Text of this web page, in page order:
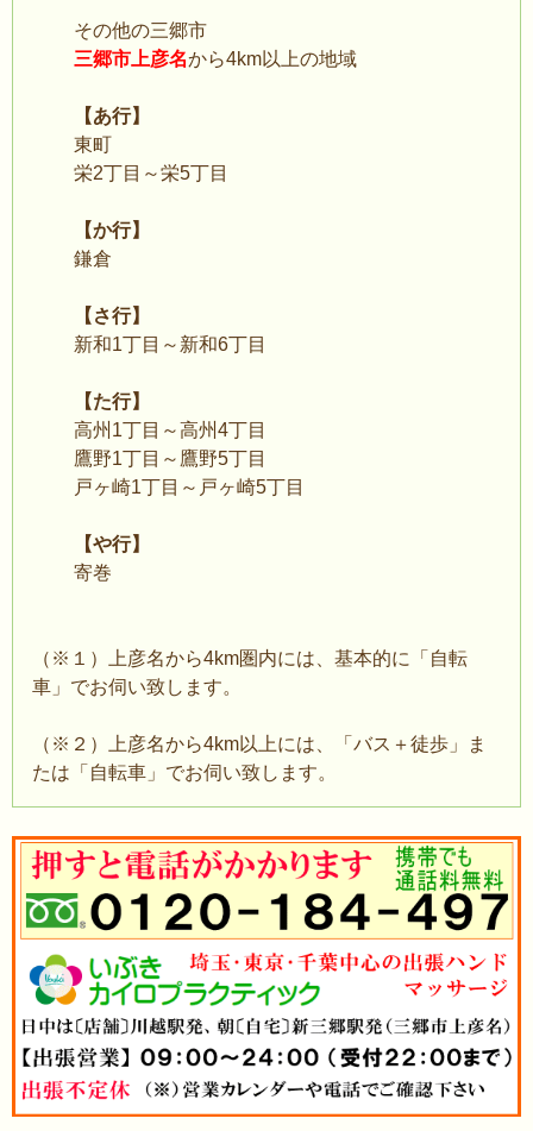
その他の三郷市
三郷市上彦名から4km以上の地域
【あ行】
東町
栄2丁目～栄5丁目
【か行】
鎌倉
【さ行】
新和1丁目～新和6丁目
【た行】
高州1丁目～高州4丁目
鷹野1丁目～鷹野5丁目
戸ヶ崎1丁目～戸ヶ崎5丁目
【や行】
寄巻
（※１）上彦名から4km圏内には、基本的に「自転
車」でお伺い致します。
（※２）上彦名から4km以上には、「バス＋徒歩」ま
たは「自転車」でお伺い致します。